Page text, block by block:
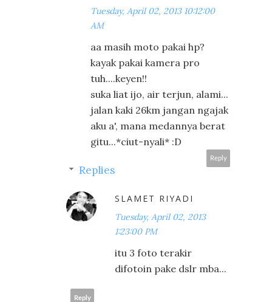
Tuesday, April 02, 2013 10:12:00
AM
aa masih moto pakai hp?
kayak pakai kamera pro
tuh....keyen!!
suka liat ijo, air terjun, alami...
jalan kaki 26km jangan ngajak
aku a', mana medannya berat
gitu...*ciut-nyali* :D
Reply
Replies
SLAMET RIYADI
Tuesday, April 02, 2013
1:23:00 PM
itu 3 foto terakir
difotoin pake dslr mba...
Reply